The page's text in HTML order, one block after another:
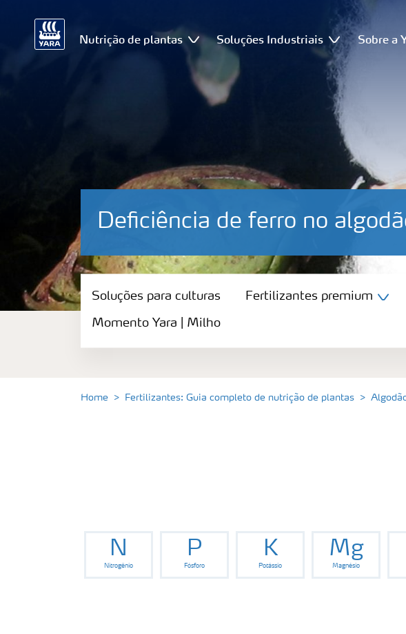
Nutrição de plantas Soluções Industriais Sobre a
Deficiência de ferro no
Soluções para culturas
Fertilizantes premium
Soluções para culturas Fertilizantes premium
Momento Yara | Milho
Home Fertilizantes: Guia completo de nutrição de plantas
N
Nitrogênio
P
Fósforo
K
Potássio
Mg
Magnésio